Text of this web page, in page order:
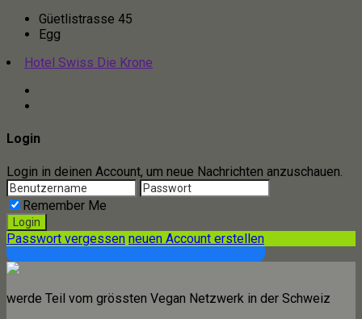
Güetlistrasse 45
Egg
Hotel Swiss Die Krone
Login
Login in deinen Account, um neue Nachrichten anzuschauen.
Remember Me
Passwort vergessen neuen Account erstellen
werde Teil vom grössten Vegan Netzwerk in der Schweiz